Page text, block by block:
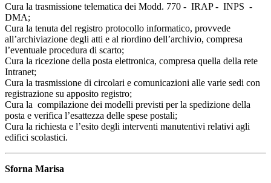
Cura la trasmissione telematica dei Modd. 770 - IRAP - INPS -
DMA;
Cura la tenuta del registro protocollo informatico, provvede
all’archiviazione degli atti e al riordino dell’archivio, compresa
l’eventuale procedura di scarto;
Cura la ricezione della posta elettronica, compresa quella della rete
Intranet;
Cura la trasmissione di circolari e comunicazioni alle varie sedi con
registrazione su apposito registro;
Cura la compilazione dei modelli previsti per la spedizione della
posta e verifica l’esattezza delle spese postali;
Cura la richiesta e l’esito degli interventi manutentivi relativi agli
edifici scolastici.
Sforna Marisa